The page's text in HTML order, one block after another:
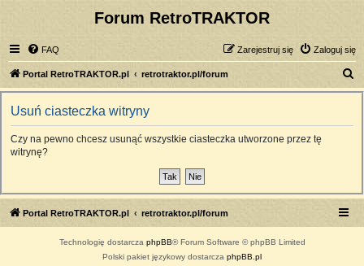
Forum RetroTRAKTOR
FAQ Zaloguj się
Zarejestruj się
Portal RetroTRAKTOR.pl retrotraktor.pl/forum
z
Usuń ciasteczka witryny
Czy na pewno chcesz usunąć wszystkie ciasteczka utworzone przez tę
witrynę?
Portal RetroTRAKTOR.pl retrotraktor.pl/forum
Technologię dostarcza phpBB® Forum Software © phpBB Limited
Polski pakiet językowy dostarcza phpBB.pl